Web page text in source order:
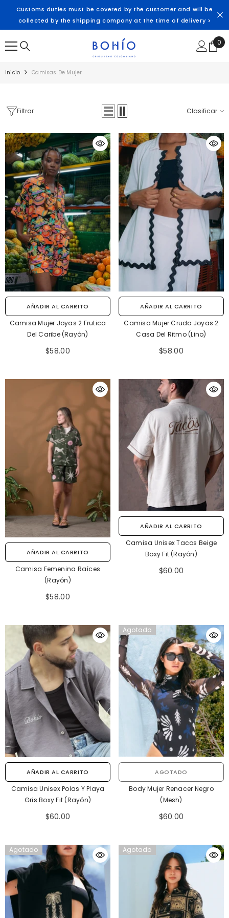
SALTAR AL CONTENIDO
Customs duties must be covered by the customer and will be
collected by the shipping company at the time of delivery >
0
0
Inicio Camisas De Mujer
AÑADIR AL CARRITO
Unisex Regular Marfil Bohío
(Tela Eco Y Algodón 155 Gr)
$54.00
AÑADIR AL CARRITO
Camiseta Unisex Regular
(Tela Eco Y Algodón
$54.00
Filtrar Clasificar
AÑADIR AL CARRITO
Camisa Mujer Joyas 2 Frutica
Del Caribe (Rayón)
$58.00
AÑADIR AL CARRITO
Camisa Mujer Crudo Joyas 2
Casa Del Ritmo (Lino)
$58.00
AÑADIR AL CARRITO
Camisa Femenina Raíces
(Rayón)
$58.00
AÑADIR AL CARRITO
Camisa Unisex Tacos Beige
Boxy Fit (Rayón)
$60.00
AÑADIR AL CARRITO
Camisa Unisex Polas Y Playa
Gris Boxy Fit (Rayón)
$60.00
Agotado
AGOTADO
Body Mujer Renacer Negro
(Mesh)
$60.00
Agotado Agotado